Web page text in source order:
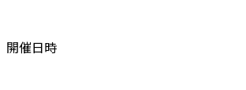
開催日時